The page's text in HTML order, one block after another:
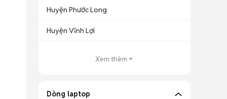
Huyện Phước Long
Huyện Vĩnh Lợi
Xem thêm
Dòng laptop